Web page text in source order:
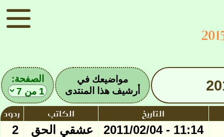
مواضيعك في
أرشيف هذا المنتدى
الصفحة:
التاريخ الكاتب ردود
11:14 - 2011/02/04 عشقي الحق
2